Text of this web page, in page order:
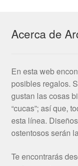
Acerca de
En esta web
posibles regalos.
gustan las cosas
“cucas”; así que,
esta línea.
ostentosos serán
Te encontrarás